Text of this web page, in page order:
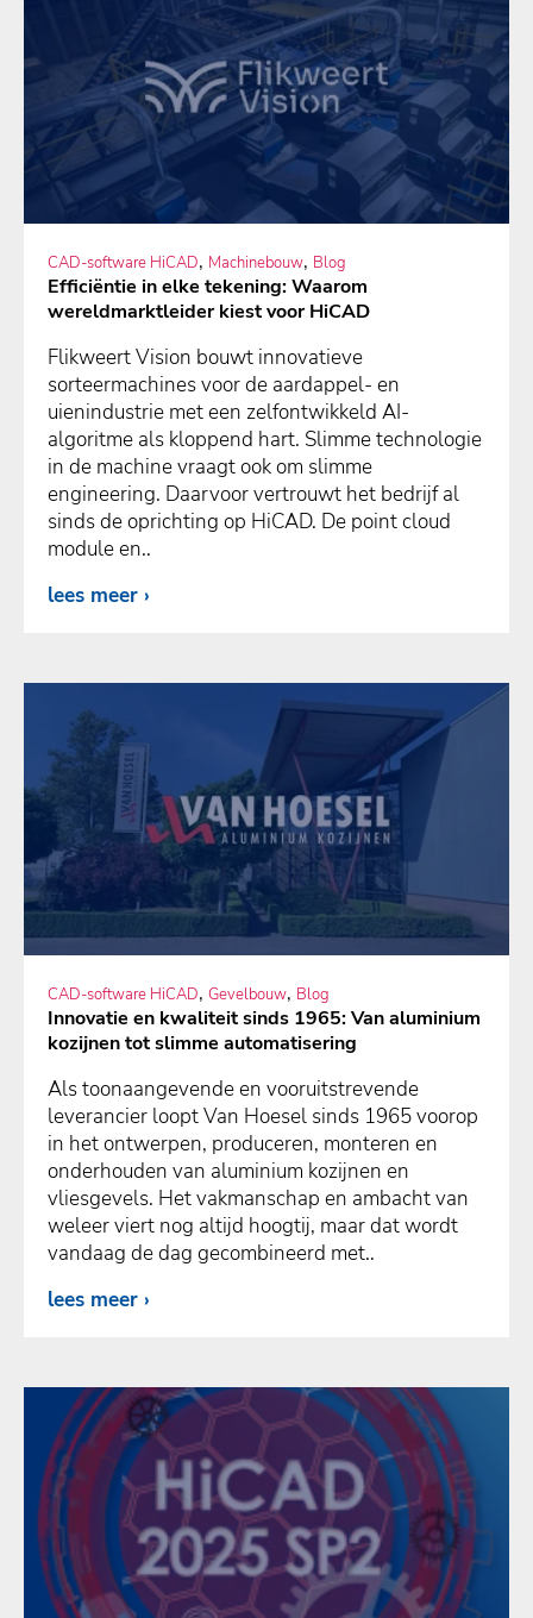
CAD-software HiCAD, Machinebouw, Blog
Efficiëntie in elke tekening: Waarom
wereldmarktleider kiest voor HiCAD
Flikweert Vision bouwt innovatieve
sorteermachines voor de aardappel- en
uienindustrie met een zelfontwikkeld AI-
algoritme als kloppend hart. Slimme technologie
in de machine vraagt ook om slimme
engineering. Daarvoor vertrouwt het bedrijf al
sinds de oprichting op HiCAD. De point cloud
module en..
lees meer
CAD-software HiCAD, Gevelbouw, Blog
Innovatie en kwaliteit sinds 1965: Van aluminium
kozijnen tot slimme automatisering
Als toonaangevende en vooruitstrevende
leverancier loopt Van Hoesel sinds 1965 voorop
in het ontwerpen, produceren, monteren en
onderhouden van aluminium kozijnen en
vliesgevels. Het vakmanschap en ambacht van
weleer viert nog altijd hoogtij, maar dat wordt
vandaag de dag gecombineerd met..
lees meer